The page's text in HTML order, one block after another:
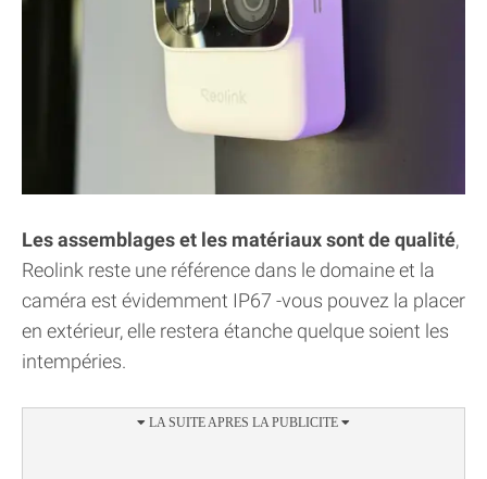
Les assemblages et les matériaux sont de qualité,
Reolink reste une référence dans le domaine et la
caméra est évidemment IP67 -vous pouvez la placer
en extérieur, elle restera étanche quelque soient les
intempéries.